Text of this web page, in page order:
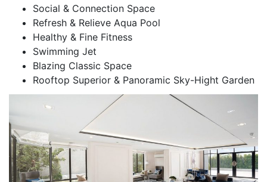
Social & Connection Space
Refresh & Relieve Aqua Pool
Healthy & Fine Fitness
Swimming Jet
Blazing Classic Space
Rooftop Superior & Panoramic Sky-Hight Garden